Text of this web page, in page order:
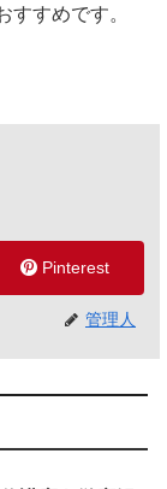
すすめです。
Pinterest
管理人